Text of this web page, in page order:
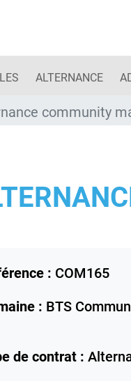
ALTERNANCE
community
: COM165
: BTS
de contrat :